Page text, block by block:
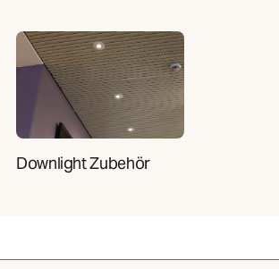
Downlight Zubehör